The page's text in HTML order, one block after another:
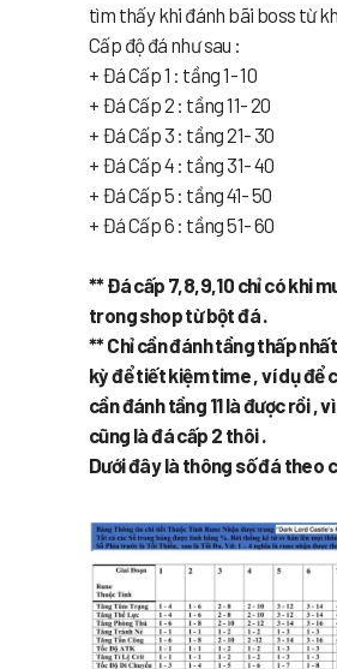
tìm thấy khi đánh bãi boss từ
Cấp độ đá như sau :
+ Đá Cấp 1 : tầng 1- 10
+ Đá Cấp 2 : tầng 11- 20
+ Đá Cấp 3 : tầng 21- 30
+ Đá Cấp 4 : tầng 31- 40
+ Đá Cấp 5 : tầng 41- 50
+ Đá Cấp 6 : tầng 51- 60
** Đá cấp 7,8,9,10 chỉ có khi
trong shop từ bột đá .
** Chỉ cần đánh tầng thấp
kỳ để tiết kiệm time , ví dụ để
cần đánh tầng 11 là được rồi ,
cũng là đá cấp 2 thôi .
Dưới đây là thông số đá theo